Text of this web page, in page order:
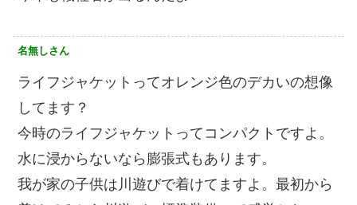
名無しさん
ライフジャケットってオレンジ色のデカいの想像
してます？
今時のライフジャケットってコンパクトですよ。
水に浸からないなら膨張式もあります。
我が家の子供は川遊びで着けてますよ。最初から